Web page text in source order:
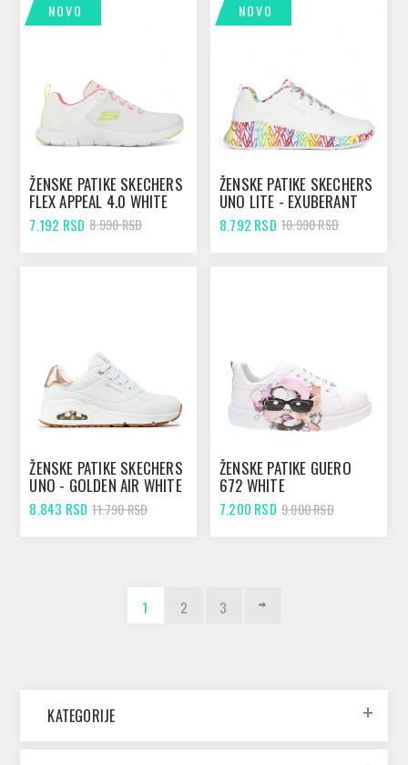
NOVO
ŽENSKE PATIKE SKECHERS
FLEX APPEAL 4.0 WHITE
7.192 RSD 8.990 RSD
NOVO
ŽENSKE PATIKE SKECHERS
UNO LITE - EXUBERANT
WHITE
8.792 RSD 10.990 RSD
ŽENSKE PATIKE SKECHERS
UNO - GOLDEN AIR WHITE
8.843 RSD 11.790 RSD
ŽENSKE PATIKE GUERO
672 WHITE
7.200 RSD 9.000 RSD
1 2 3
KATEGORIJE